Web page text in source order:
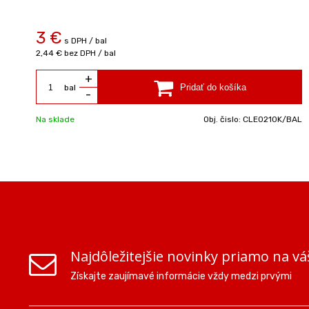
3 € s DPH / bal
2,44 € bez DPH / bal
bal
+
-
Na sklade Obj. čislo: CLE0210K/BAL
Najdôležitejšie novinky priamo na
Získajte zaujímavé informácie vždy medzi prvými